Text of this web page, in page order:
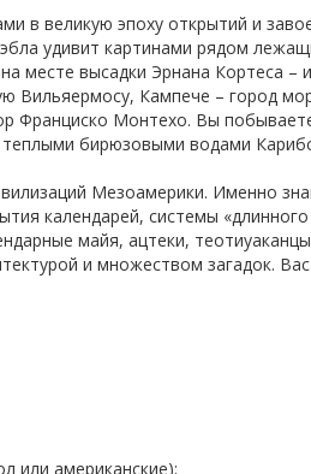
в великую эпоху открытий и
удивит картинами рядом
месте высадки Эрнана Кортеса –
Вильяермосу, Кампече – город
Франциско Монтехо. Вы
бирюзовыми водами
Мезоамерики. Именно
календарей, системы
майя, ацтеки,
и множеством загадок.
или американские);